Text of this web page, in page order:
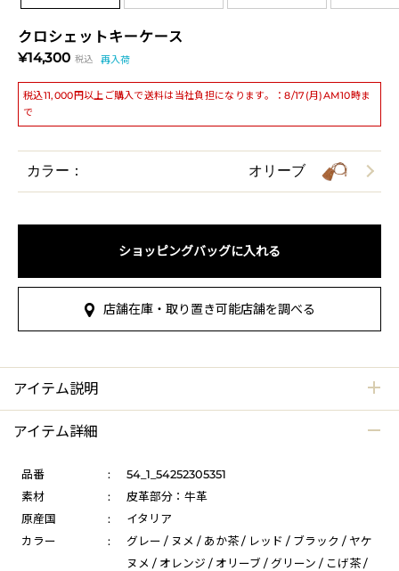
クロシェットキーケース
¥14,300 税込 再入荷
税込11,000円以上ご購入で送料は当社負担になります。：8/17(月)AM10時ま
で
カラー： オリーブ
ショッピングバッグに入れる
店舗在庫・取り置き可能店舗を調べる
アイテム説明
アイテム詳細
品番 :
54_1_54252305351
素材
:
皮革部分：牛革
原産国
:
イタリア
カラー
:
グレー / ヌメ / あか茶 / レッド / ブラック / ヤケ
ヌメ / オレンジ / オリーブ / グリーン / こげ茶 /